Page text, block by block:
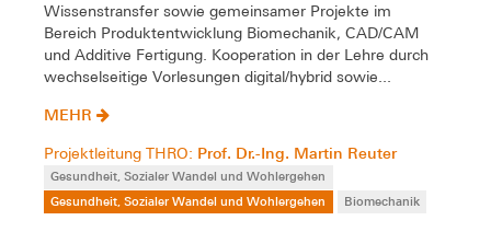
Wissenstransfer sowie gemeinsamer Projekte im
Bereich Produktentwicklung Biomechanik, CAD/CAM
und Additive Fertigung. Kooperation in der Lehre durch
wechselseitige Vorlesungen digital/hybrid sowie...
MEHR
Projektleitung THRO: Prof. Dr.-Ing. Martin Reuter
Gesundheit, Sozialer Wandel und Wohlergehen
Gesundheit, Sozialer Wandel und Wohlergehen
Biomechanik